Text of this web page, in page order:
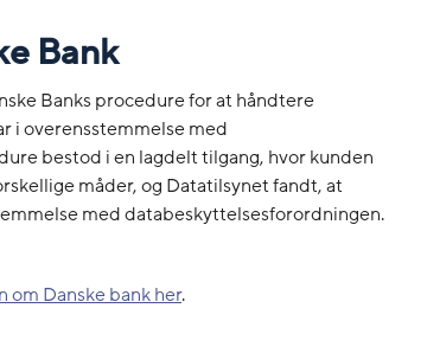
Bank
Banks procedure for at håndtere
i overensstemmelse med
bestod i en lagdelt tilgang, hvor kunden
måder, og Datatilsynet fandt, at
med databeskyttelsesforordningen.
om Danske bank her.